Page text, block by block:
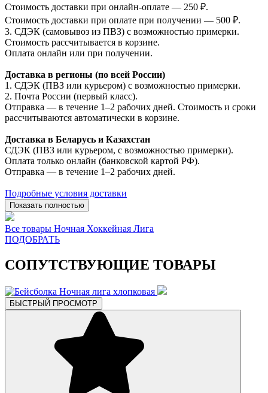
Стоимость доставки при онлайн-оплате — 250 ₽.
Стоимость доставки при оплате при получении — 500 ₽.
3. СДЭК (самовывоз из ПВЗ) с возможностью примерки.
Стоимость рассчитывается в корзине.
Оплата онлайн или при получении.
Доставка в регионы (по всей России)
1. СДЭК (ПВЗ или курьером) с возможностью примерки.
2. Почта России (первый класс).
Отправка — в течение 1–2 рабочих дней. Стоимость и сроки
рассчитываются автоматически в корзине.
Доставка в Беларусь и Казахстан
СДЭК (ПВЗ или курьером, с возможностью примерки).
Оплата только онлайн (банковской картой РФ).
Отправка — в течение 1–2 рабочих дней.
Подробные условия доставки
Показать полностью
Все товары Ночная Хоккейная Лига
ПОДОБРАТЬ
СОПУТСТВУЮЩИЕ ТОВАРЫ
БЫСТРЫЙ ПРОСМОТР